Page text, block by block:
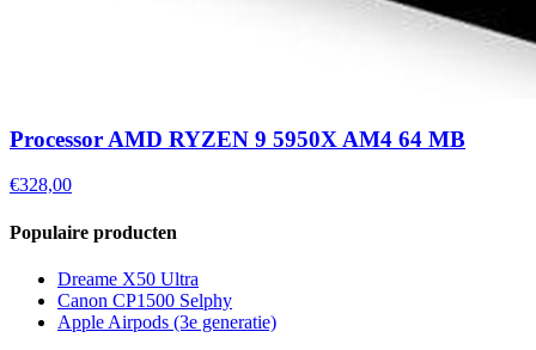
Processor AMD RYZEN 9 5950X AM4 64 MB
€328,00
Populaire producten
Dreame X50 Ultra
Canon CP1500 Selphy
Apple Airpods (3e generatie)